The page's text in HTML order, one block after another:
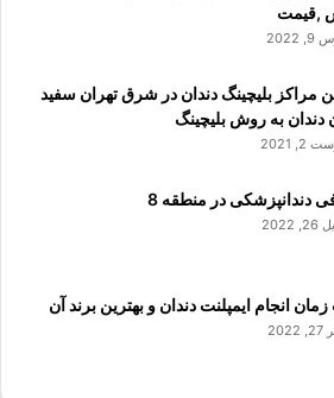
,قیمت
2022
مراکز بلیچینگ دندان در شرق تهران سفید
دندان به روش بلیچینگ
2, 2021
دندانپزشکی در منطقه 8
2022
انجام ایمپلنت دندان و بهترین برند آن